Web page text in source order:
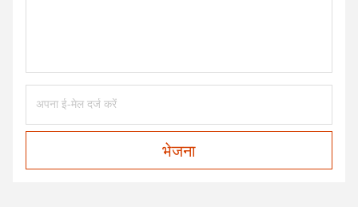
भेजना